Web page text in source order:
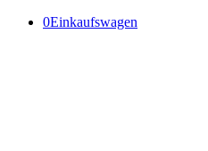
0Einkaufswagen